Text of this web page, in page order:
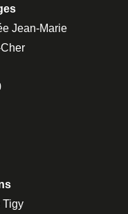
Jean-Marie
Tigy